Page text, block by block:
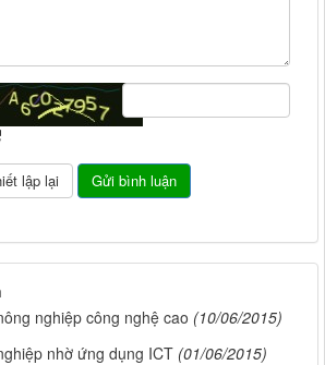
nghiệp công nghệ cao (10/06/2015)
nhờ ứng dụng ICT (01/06/2015)